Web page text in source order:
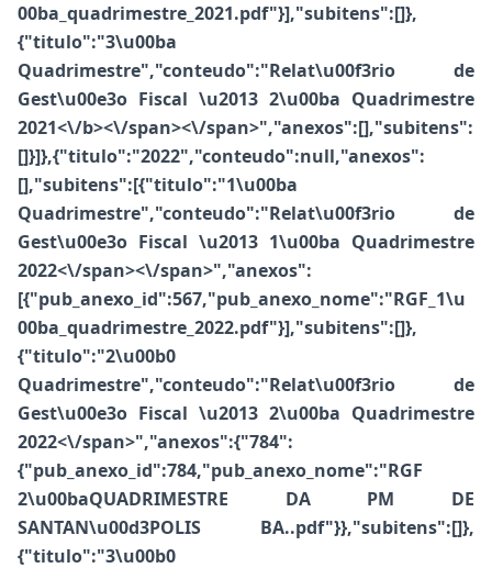
00ba_quadrimestre_2021.pdf"}],"subitens":[]},
{"titulo":"3\u00ba
Quadrimestre","conteudo":"Relat\u00f3rio de
Gest\u00e3o Fiscal \u2013 2\u00ba Quadrimestre
2021<\/b><\/span><\/span>","anexos":[],"subitens":
[]}]},{"titulo":"2022","conteudo":null,"anexos":
[],"subitens":[{"titulo":"1\u00ba
Quadrimestre","conteudo":"Relat\u00f3rio de
Gest\u00e3o Fiscal \u2013 1\u00ba Quadrimestre
2022<\/span><\/span>","anexos":
[{"pub_anexo_id":567,"pub_anexo_nome":"RGF_1\u
00ba_quadrimestre_2022.pdf"}],"subitens":[]},
{"titulo":"2\u00b0
Quadrimestre","conteudo":"Relat\u00f3rio de
Gest\u00e3o Fiscal \u2013 2\u00ba Quadrimestre
2022<\/span>","anexos":{"784":
{"pub_anexo_id":784,"pub_anexo_nome":"RGF
2\u00baQUADRIMESTRE DA PM DE
SANTAN\u00d3POLIS BA..pdf"}},"subitens":[]},
{"titulo":"3\u00b0